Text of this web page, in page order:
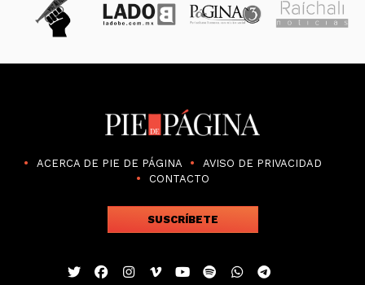
ACERCA DE PIE DE PÁGINA
AVISO DE PRIVACIDAD
CONTACTO
SUSCRÍBETE